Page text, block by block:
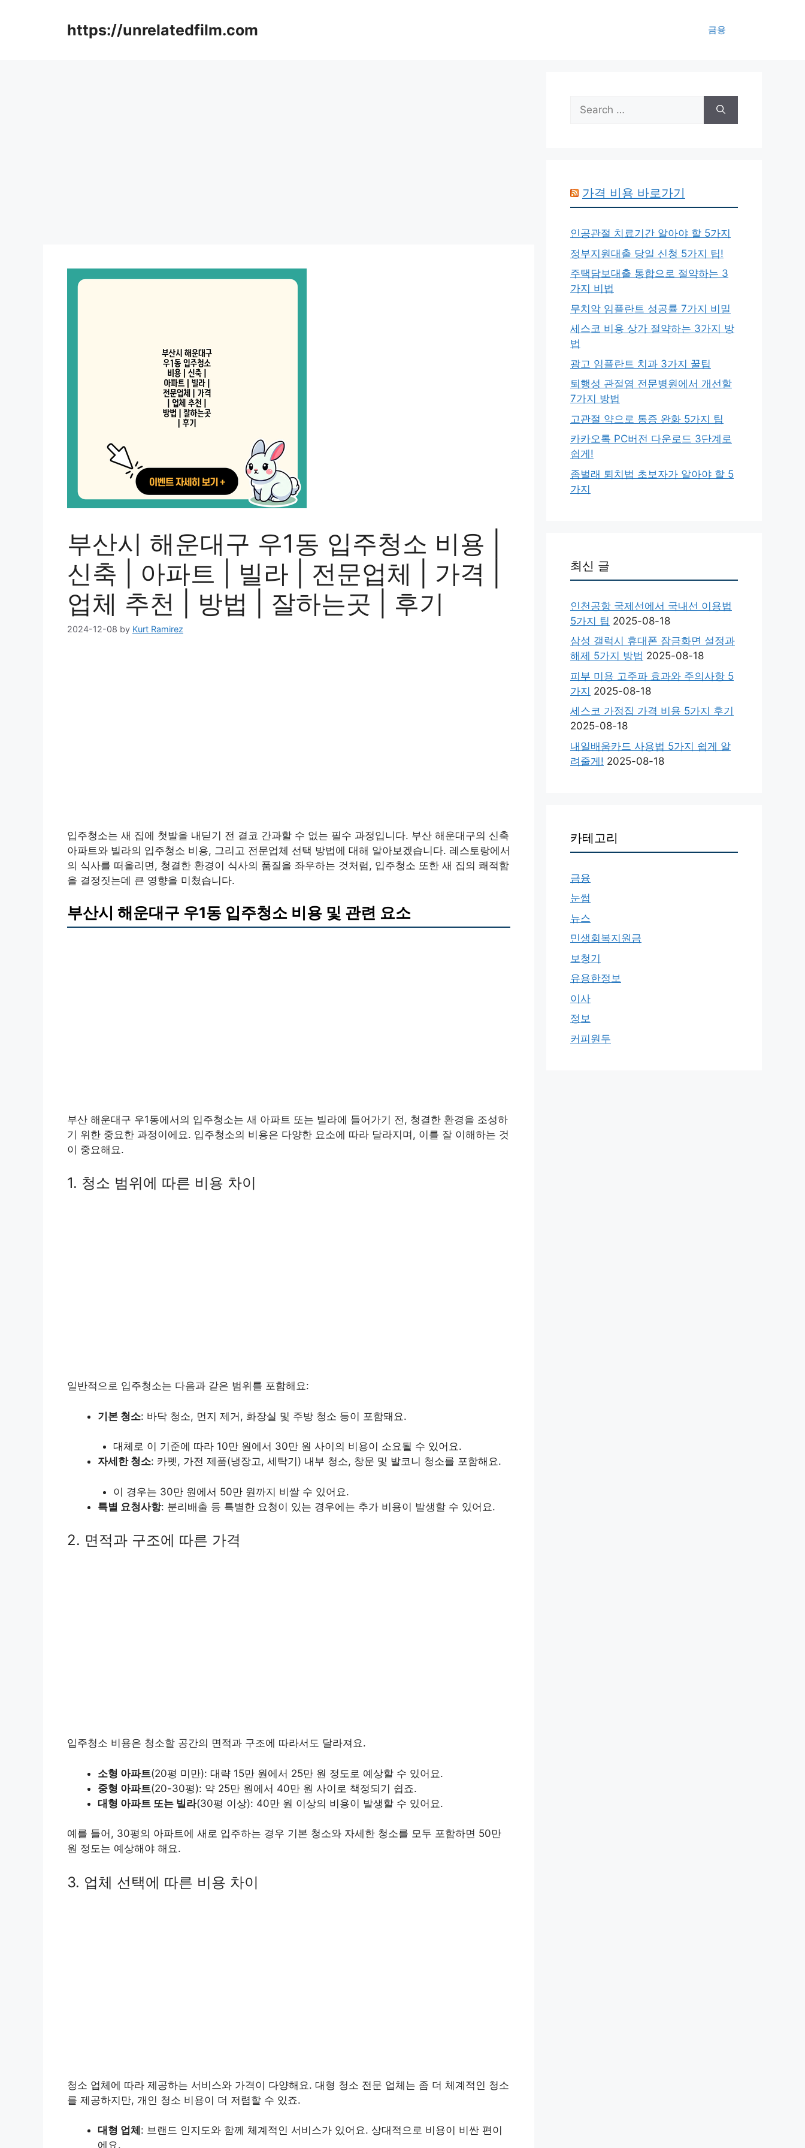
https://unrelatedfilm.com 금융
부산시 해운대구 우1동 입주청소 비용 |
신축 | 아파트 | 빌라 | 전문업체 | 가격 |
업체 추천 | 방법 | 잘하는곳 | 후기
2024-12-08 by Kurt Ramirez
입주청소는 새 집에 첫발을 내딛기 전 결코 간과할 수 없는 필수 과정입니다. 부산 해운대구의 신축
아파트와 빌라의 입주청소 비용, 그리고 전문업체 선택 방법에 대해 알아보겠습니다. 레스토랑에서
의 식사를 떠올리면, 청결한 환경이 식사의 품질을 좌우하는 것처럼, 입주청소 또한 새 집의 쾌적함
을 결정짓는데 큰 영향을 미쳤습니다.
부산시 해운대구 우1동 입주청소 비용 및 관련 요소
부산 해운대구 우1동에서의 입주청소는 새 아파트 또는 빌라에 들어가기 전, 청결한 환경을 조성하
기 위한 중요한 과정이에요. 입주청소의 비용은 다양한 요소에 따라 달라지며, 이를 잘 이해하는 것
이 중요해요.
1. 청소 범위에 따른 비용 차이
일반적으로 입주청소는 다음과 같은 범위를 포함해요:
기본 청소: 바닥 청소, 먼지 제거, 화장실 및 주방 청소 등이 포함돼요.
대체로 이 기준에 따라 10만 원에서 30만 원 사이의 비용이 소요될 수 있어요.
자세한 청소: 카펫, 가전 제품(냉장고, 세탁기) 내부 청소, 창문 및 발코니 청소를 포함해요.
이 경우는 30만 원에서 50만 원까지 비쌀 수 있어요.
특별 요청사항: 분리배출 등 특별한 요청이 있는 경우에는 추가 비용이 발생할 수 있어요.
2. 면적과 구조에 따른 가격
입주청소 비용은 청소할 공간의 면적과 구조에 따라서도 달라져요.
소형 아파트(20평 미만): 대략 15만 원에서 25만 원 정도로 예상할 수 있어요.
중형 아파트(20-30평): 약 25만 원에서 40만 원 사이로 책정되기 쉽죠.
대형 아파트 또는 빌라(30평 이상): 40만 원 이상의 비용이 발생할 수 있어요.
예를 들어, 30평의 아파트에 새로 입주하는 경우 기본 청소와 자세한 청소를 모두 포함하면 50만
원 정도는 예상해야 해요.
3. 업체 선택에 따른 비용 차이
청소 업체에 따라 제공하는 서비스와 가격이 다양해요. 대형 청소 전문 업체는 좀 더 체계적인 청소
를 제공하지만, 개인 청소 비용이 더 저렴할 수 있죠.
대형 업체 : 브랜드 인지도와 함께 체계적인 서비스가 있어요. 상대적으로 비용이 비싼 편이
에요.
Search
for:
가격 비용 바로가기
인공관절 치료기간 알아야 할 5가지
정부지원대출 당일 신청 5가지 팁!
주택담보대출 통합으로 절약하는 3
가지 비법
무치악 임플란트 성공률 7가지 비밀
세스코 비용 상가 절약하는 3가지 방
법
광고 임플란트 치과 3가지 꿀팁
퇴행성 관절염 전문병원에서 개선할
7가지 방법
고관절 약으로 통증 완화 5가지 팁
카카오톡 PC버전 다운로드 3단계로
쉽게!
좀벌래 퇴치법 초보자가 알아야 할 5
가지
최신 글
인천공항 국제선에서 국내선 이용법
5가지 팁 2025-08-18
삼성 갤럭시 휴대폰 잠금화면 설정과
해제 5가지 방법 2025-08-18
피부 미용 고주파 효과와 주의사항 5
가지 2025-08-18
세스코 가정집 가격 비용 5가지 후기
2025-08-18
내일배움카드 사용법 5가지 쉽게 알
려줄게! 2025-08-18
카테고리
금융
눈썹
뉴스
민생회복지원금
보청기
유용한정보
이사
정보
커피원두